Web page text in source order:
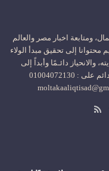
ومتابعة اخبار مصر والعالم
إلى تحقيق مبدأ الولاء
والانحياز دائـمًا وأبداً إلى
المصداقية والشفافية.. نرحب تواصلكم الدائم على : 01004072130